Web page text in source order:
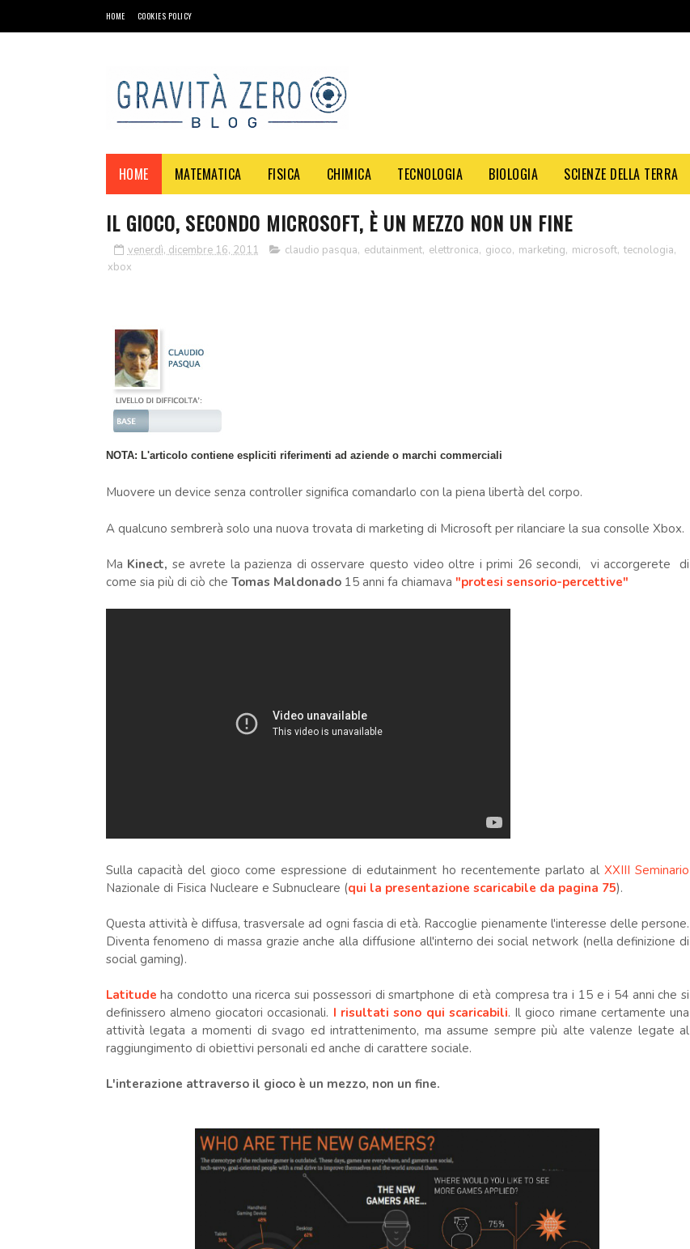
HOME COOKIES POLICY
HOME MATEMATICA FISICA CHIMICA TECNOLOGIA BIOLOGIA SCIENZE DELLA TERRA
IL GIOCO, SECONDO MICROSOFT, È UN MEZZO NON UN FINE
venerdì, dicembre 16, 2011 claudio pasqua, edutainment, elettronica, gioco, marketing, microsoft, tecnologia,
xbox
NOTA: L'articolo contiene espliciti riferimenti ad aziende o marchi commerciali
Muovere un device senza controller significa comandarlo con la piena libertà del corpo.
A qualcuno sembrerà solo una nuova trovata di marketing di Microsoft per rilanciare la sua consolle Xbox.
Ma Kinect, se avrete la pazienza di osservare questo video oltre i primi 26 secondi, vi accorgerete di
come sia più di ciò che Tomas Maldonado15 anni fa chiamava "protesi sensorio-percettive"
Sulla capacità del gioco come espressione di edutainment ho recentemente parlato alXXIII Seminario
Nazionale di Fisica Nucleare e Subnucleare (qui la presentazione scaricabile da pagina 75).
Questa attività è diffusa, trasversale ad ogni fascia di età. Raccoglie pienamente l'interesse delle persone.
Diventa fenomeno di massa grazie anche alla diffusione all'interno dei social network (nella definizione di
social gaming).
Latitude ha condotto una ricerca sui possessori di smartphone di età compresa tra i 15 e i 54 anni che si
definissero almeno giocatori occasionali. I risultati sono qui scaricabili. Il gioco rimane certamente una
attività legata a momenti di svago ed intrattenimento, ma assume sempre più alte valenze legate al
raggiungimento di obiettivi personali ed anche di carattere sociale.
L'interazione attraverso il gioco è un mezzo, non un fine.